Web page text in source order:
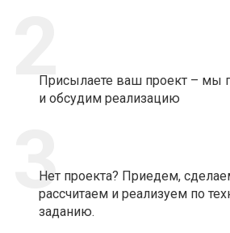
Присылаете ваш проект – мы
и обсудим реализацию
3
Нет проекта? Приедем,
рассчитаем и реализуем по
заданию.